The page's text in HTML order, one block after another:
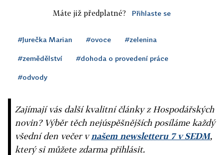
Máte již předplatné? Přihlaste se
#Jurečka Marian #ovoce #zelenina
#zemědělství #dohoda o provedení práce
#odvody
Zajímají vás další kvalitní články z Hospodářských
novin? Výběr těch nejúspěšnějších posíláme každý
všední den večer vnašem newsletteru 7 v SEDM,
který si můžete zdarma přihlásit.